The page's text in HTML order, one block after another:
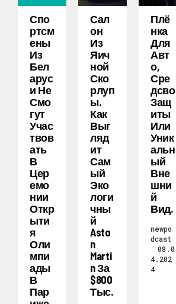
Спо
Ртсм
Ены
Из
Бел
Арус
И Не
Смо
Гут
Учас
Твов
Ать
В
Цер
Емо
Нии
Откр
Ыти
Я
Оли
Мпи
Ады
В
Пар
Сал
Он
Из
Яич
Ной
Ско
Рлуп
Ы.
Как
Выг
Ляд
Ит
Сам
Ый
Эко
Логи
Чны
Й
Asto
N
Marti
N За
$800
Тыс.
Плё
Нка
Для
Авт
О,
Сре
Дсво
Защ
Иты
Или
Уник
Альн
Ый
Вне
Шни
Й
Вид.
newpo
dcast
08.0
4.202
4